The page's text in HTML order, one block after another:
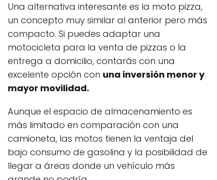
Una alternativa interesante es la moto pizza,
un concepto muy similar al anterior pero más
compacto. Si puedes adaptar una
motocicleta para la venta de pizzas o la
entrega a domicilio, contarás con una
excelente opción con una inversión menor y
mayor movilidad.
Aunque el espacio de almacenamiento es
más limitado en comparación con una
camioneta, las motos tienen la ventaja del
bajo consumo de gasolina y la posibilidad de
llegar a áreas donde un vehículo más